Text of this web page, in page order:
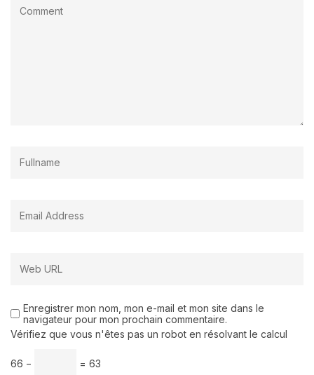
Enregistrer mon nom, mon e-mail et mon site dans le
navigateur pour mon prochain commentaire.
Vérifiez que vous n'êtes pas un robot en résolvant le calcul
66 − = 63